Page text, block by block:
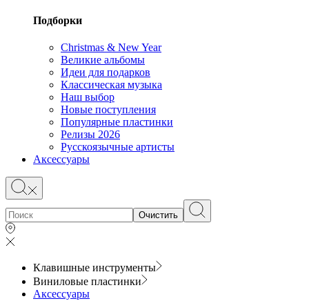
Подборки
Christmas & New Year
Великие альбомы
Идеи для подарков
Классическая музыка
Наш выбор
Новые поступления
Популярные пластинки
Релизы 2026
Русскоязычные артисты
Аксессуары
Очистить
Клавишные инструменты
Виниловые пластинки
Аксессуары